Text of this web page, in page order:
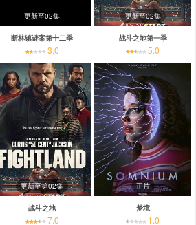
更新至02集
断林镇谜案第十二季
3.0
更新至02集
战斗之地第一季
5.0
更新至第02集
战斗之地
7.0
正片
梦境
1.0